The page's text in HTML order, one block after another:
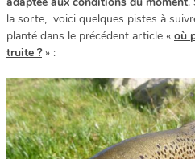
la sorte, voici quelques pistes à
planté dans le précédent article « où
truite ? » :